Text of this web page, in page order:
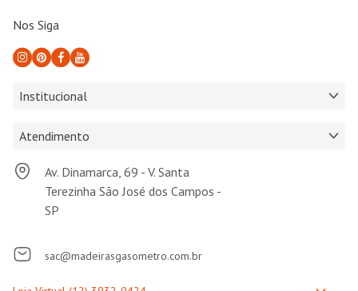
Nos Siga
Institucional
Atendimento
Av. Dinamarca, 69 - V. Santa
Terezinha São José dos Campos -
SP
sac@madeirasgasometro.com.br